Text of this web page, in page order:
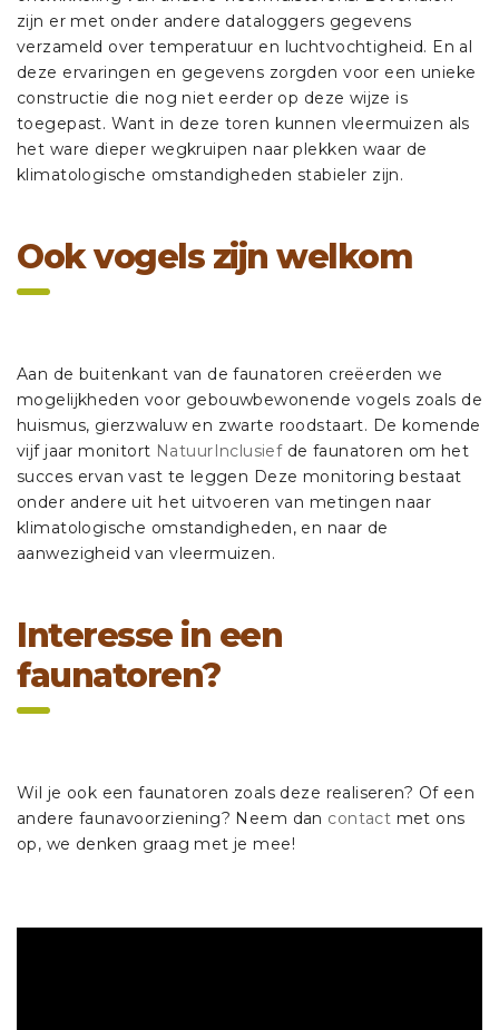
zijn er met onder andere dataloggers gegevens
verzameld over temperatuur en luchtvochtigheid. En al
deze ervaringen en gegevens zorgden voor een unieke
constructie die nog niet eerder op deze wijze is
toegepast. Want in deze toren kunnen vleermuizen als
het ware dieper wegkruipen naar plekken waar de
klimatologische omstandigheden stabieler zijn.
Ook vogels zijn welkom
Aan de buitenkant van de faunatoren creëerden we
mogelijkheden voor gebouwbewonende vogels zoals de
huismus, gierzwaluw en zwarte roodstaart. De komende
vijf jaar monitort NatuurInclusiefde faunatoren om het
succes ervan vast te leggen Deze monitoring bestaat
onder andere uit het uitvoeren van metingen naar
klimatologische omstandigheden, en naar de
aanwezigheid van vleermuizen.
Interesse in een
faunatoren?
Wil je ook een faunatoren zoals deze realiseren? Of een
andere faunavoorziening? Neem dan contact met ons
op, we denken graag met je mee!